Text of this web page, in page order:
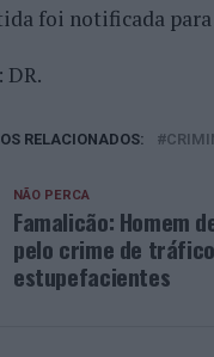
foi notificada
DR.
RELACIONADOS:
NÃO PERCA
Famalicão: Homem
pelo crime de
estupefacientes